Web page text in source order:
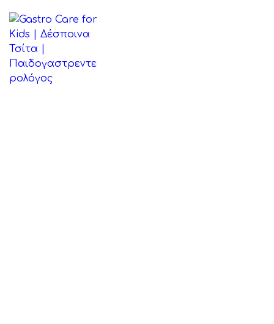
ΑΡΧΙΚΉ
ΒΙΟΓΡΑΦΙΚΌ
ΠΑΘΉΣΕΙΣ